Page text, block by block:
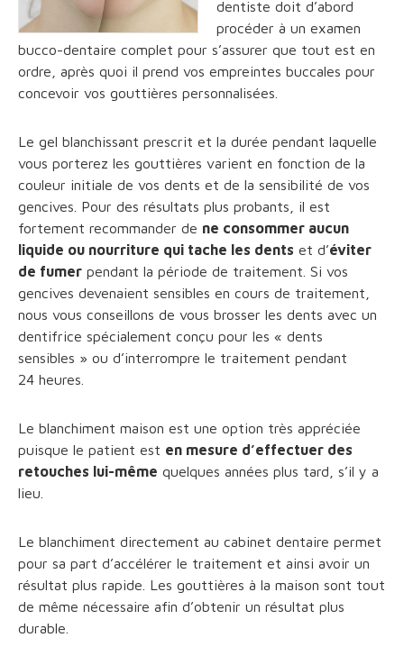
dentiste doit d’abord
procéder à un examen
bucco-dentaire complet pour s’assurer que tout est en
ordre, après quoi il prend vos empreintes buccales pour
concevoir vos gouttières personnalisées.
Le gel blanchissant prescrit et la durée pendant laquelle
vous porterez les gouttières varient en fonction de la
couleur initiale de vos dents et de la sensibilité de vos
gencives. Pour des résultats plus probants, il est
fortement recommander de ne consommer aucun
liquide ou nourriture qui tache les dents et d’éviter
de fumer pendant la période de traitement. Si vos
gencives devenaient sensibles en cours de traitement,
nous vous conseillons de vous brosser les dents avec un
dentifrice spécialement conçu pour les « dents
sensibles » ou d’interrompre le traitement pendant
24 heures.
Le blanchiment maison est une option très appréciée
puisque le patient est en mesure d’effectuer des
retouches lui-même quelques années plus tard, s’il y a
lieu.
Le blanchiment directement au cabinet dentaire permet
pour sa part d’accélérer le traitement et ainsi avoir un
résultat plus rapide. Les gouttières à la maison sont tout
de même nécessaire afin d’obtenir un résultat plus
durable.